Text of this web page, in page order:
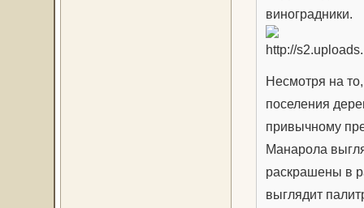
виноградники.
Несмотря на
поселения
привычному
Манарола
раскрашены в
выглядит